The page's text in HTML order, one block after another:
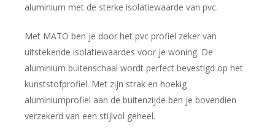
aluminium met de sterke isolatiewaarde van pvc.
Met MATO ben je door het pvc profiel zeker van
uitstekende isolatiewaardes voor je woning. De
aluminium buitenschaal wordt perfect bevestigd op het
kunststofprofiel. Met zijn strak en hoekig
aluminiumprofiel aan de buitenzijde ben je bovendien
verzekerd van een stijlvol geheel.